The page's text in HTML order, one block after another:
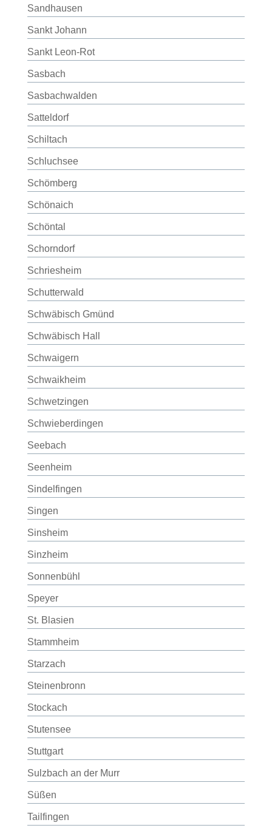
Sandhausen
Sankt Johann
Sankt Leon-Rot
Sasbach
Sasbachwalden
Satteldorf
Schiltach
Schluchsee
Schömberg
Schönaich
Schöntal
Schorndorf
Schriesheim
Schutterwald
Schwäbisch Gmünd
Schwäbisch Hall
Schwaigern
Schwaikheim
Schwetzingen
Schwieberdingen
Seebach
Seenheim
Sindelfingen
Singen
Sinsheim
Sinzheim
Sonnenbühl
Speyer
St. Blasien
Stammheim
Starzach
Steinenbronn
Stockach
Stutensee
Stuttgart
Sulzbach an der Murr
Süßen
Tailfingen